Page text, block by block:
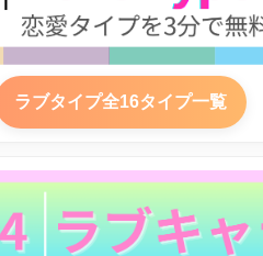
ラブタイプ全16タイプ一覧